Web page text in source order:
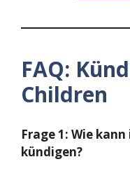
FAQ:
Children
Frage 1: Wie
kündigen?